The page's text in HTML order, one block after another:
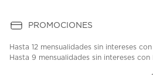
PROMOCIONES
Hasta 12 mensualidades sin intereses con
Hasta 9 mensualidades sin intereses con